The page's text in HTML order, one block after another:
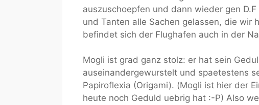
auszuschoepfen und dann wieder gen
und Tanten alle Sachen gelassen, die wir
befindet sich der Flughafen auch in der
Mogli ist grad ganz stolz: er hat sein
auseinandergewurstelt und spaetestens
Papiroflexia (Origami). (Mogli ist hier der
heute noch Geduld uebrig hat :-P) Also